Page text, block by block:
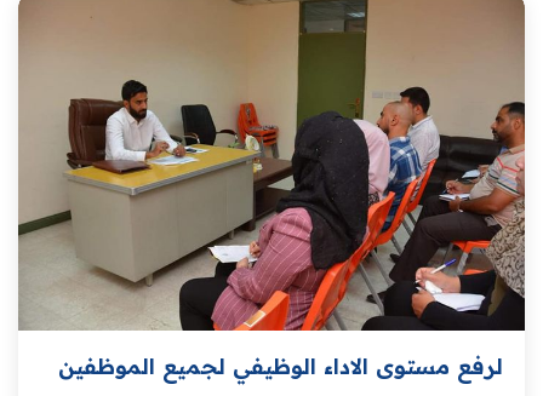
لرفع مستوى الاداء الوظيفي لجميع الموظفين